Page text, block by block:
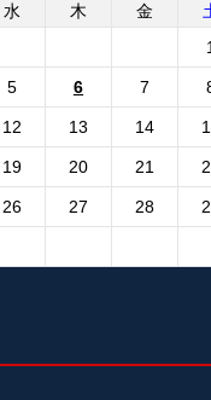
水 木 金
5 6 7
12 13 14
19 20 21
26 27 28